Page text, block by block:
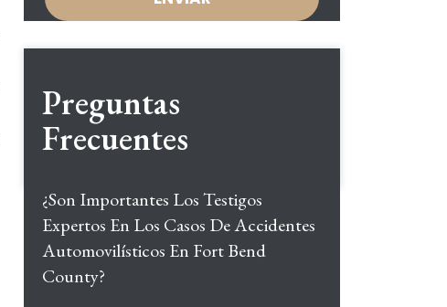
Preguntas
Frecuentes
¿Son Importantes Los Testigos
Expertos En Los Casos De Accidentes
Automovilísticos En Fort Bend
County?